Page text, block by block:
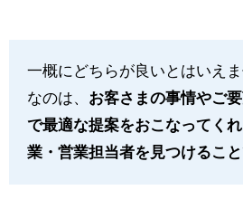
一概にどちらが良いとはいえ
なのは、 お客さまの事情やご
で最適な提案をおこなってく
業・営業担当者を見つけること